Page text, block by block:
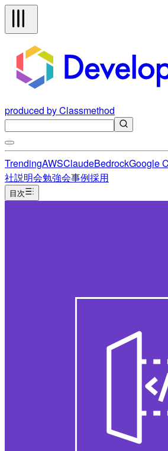
produced by Classmethod
TrendingAWSClaudeBedrockGoogle
社説明会勉強会事例採用
目次